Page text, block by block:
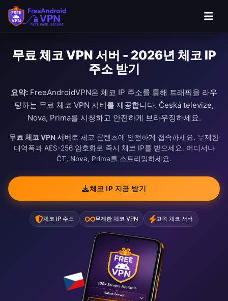
무료 체코 VPN 서버 - 2026년 체코 IP
주소 받기
요약: FreeAndroidVPN은 체코 IP 주소를 통해 트래픽을 라우
팅하는 무료 체코 VPN 서버를 제공합니다. Česká televize,
Nova, Prima를 시청하고 안전하게 브라우징하세요.
무료 체코 VPN 서버 로 체코 콘텐츠에 안전하게 접속하세요. 무제한
대역폭과 AES-256 암호화로 즉시 체코 IP를 받으세요. 어디서나
ČT, Nova, Prima를 스트리밍하세요.
체코 IP 지금 받기
체코 IP 주소 무제한 체코 VPN 고속 체코 서버